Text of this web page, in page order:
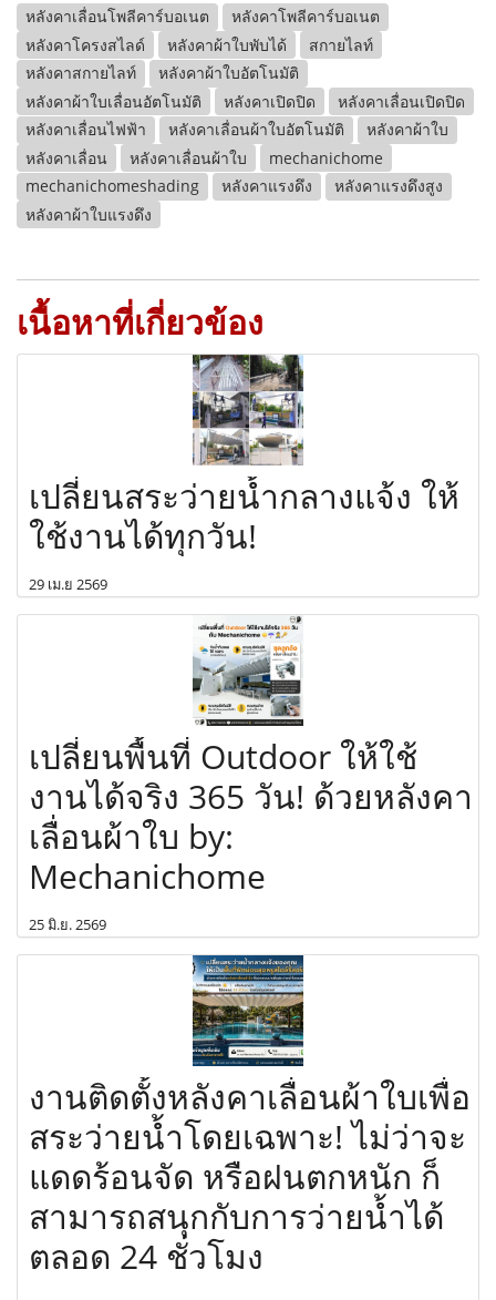
หลังคาเลื่อนโพลีคาร์บอเนต
หลังคาโพลีคาร์บอเนต
หลังคาโครงสไลด์
หลังคาผ้าใบพับได้
สกายไลท์
หลังคาสกายไลท์
หลังคาผ้าใบอัตโนมัติ
หลังคาผ้าใบเลื่อนอัตโนมัติ
หลังคาเปิดปิด
หลังคาเลื่อนเปิดปิด
หลังคาเลื่อนไฟฟ้า
หลังคาเลื่อนผ้าใบอัตโนมัติ
หลังคาผ้าใบ
หลังคาเลื่อน
หลังคาเลื่อนผ้าใบ
mechanichome
mechanichomeshading
หลังคาแรงดึง
หลังคาแรงดึงสูง
หลังคาผ้าใบแรงดึง
เนื้อหาที่เกี่ยวข้อง
เปลี่ยนสระว่ายน้ำกลางแจ้ง ให้
ใช้งานได้ทุกวัน!
29 เม.ย 2569
เปลี่ยนพื้นที่ Outdoor ให้ใช้
งานได้จริง 365 วัน! ด้วยหลังคา
เลื่อนผ้าใบ by:
Mechanichome
25 มิ.ย. 2569
งานติดตั้งหลังคาเลื่อนผ้าใบเพื่อ
สระว่ายน้ำโดยเฉพาะ! ไม่ว่าจะ
แดดร้อนจัด หรือฝนตกหนัก ก็
สามารถสนุกกับการว่ายน้ำได้
ตลอด 24 ชั่วโมง